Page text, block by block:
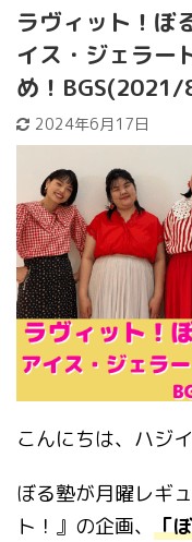
ラヴィット！ぼ
イス・ジェラー
め！
2024年6月17日
こんにちは、ハジイ
ぼる塾が月曜レギ
ト！』の企画、 「